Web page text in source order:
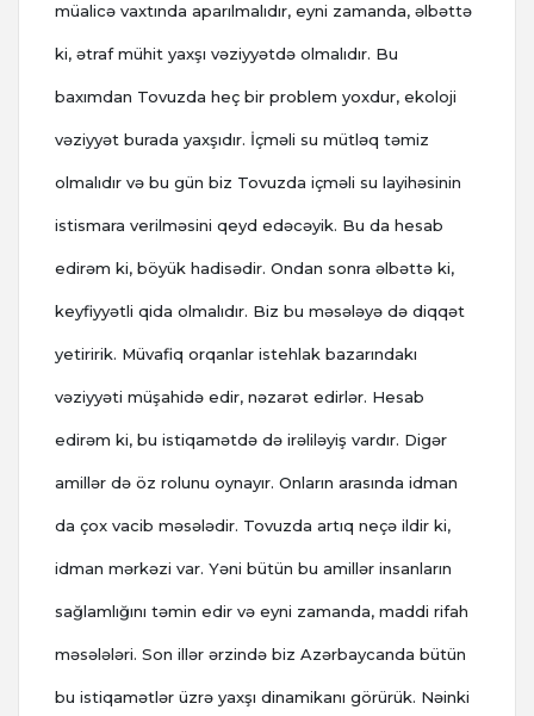
müalicə vaxtında aparılmalıdır, eyni zamanda, əlbəttə
ki, ətraf mühit yaxşı vəziyyətdə olmalıdır. Bu
baxımdan Tovuzda heç bir problem yoxdur, ekoloji
vəziyyət burada yaxşıdır. İçməli su mütləq təmiz
olmalıdır və bu gün biz Tovuzda içməli su layihəsinin
istismara verilməsini qeyd edəcəyik. Bu da hesab
edirəm ki, böyük hadisədir. Ondan sonra əlbəttə ki,
keyfiyyətli qida olmalıdır. Biz bu məsələyə də diqqət
yetiririk. Müvafiq orqanlar istehlak bazarındakı
vəziyyəti müşahidə edir, nəzarət edirlər. Hesab
edirəm ki, bu istiqamətdə də irəliləyiş vardır. Digər
amillər də öz rolunu oynayır. Onların arasında idman
da çox vacib məsələdir. Tovuzda artıq neçə ildir ki,
idman mərkəzi var. Yəni bütün bu amillər insanların
sağlamlığını təmin edir və eyni zamanda, maddi rifah
məsələləri. Son illər ərzində biz Azərbaycanda bütün
bu istiqamətlər üzrə yaxşı dinamikanı görürük. Nəinki